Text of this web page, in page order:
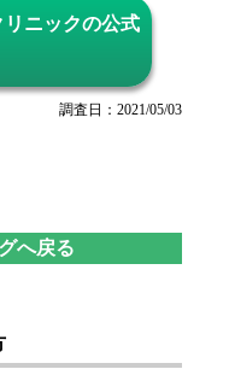
ニックの公式
調査日：2021/05/03
へ戻る